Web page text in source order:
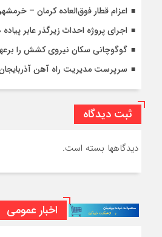
اعزام قطار فوق‌العاده کرمان –
اجرای پروژه احداث زیرگذر عابر
گوگوچانی سکان نیروی کشش را
سرپرست مدیریت راه آهن
ثبت دیدگاه
دیدگاهها بسته است.
اخبار عمومی